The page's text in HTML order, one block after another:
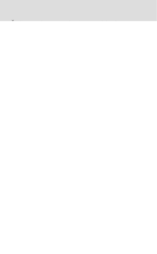
Čelična konstrukcija u skladu s DIN